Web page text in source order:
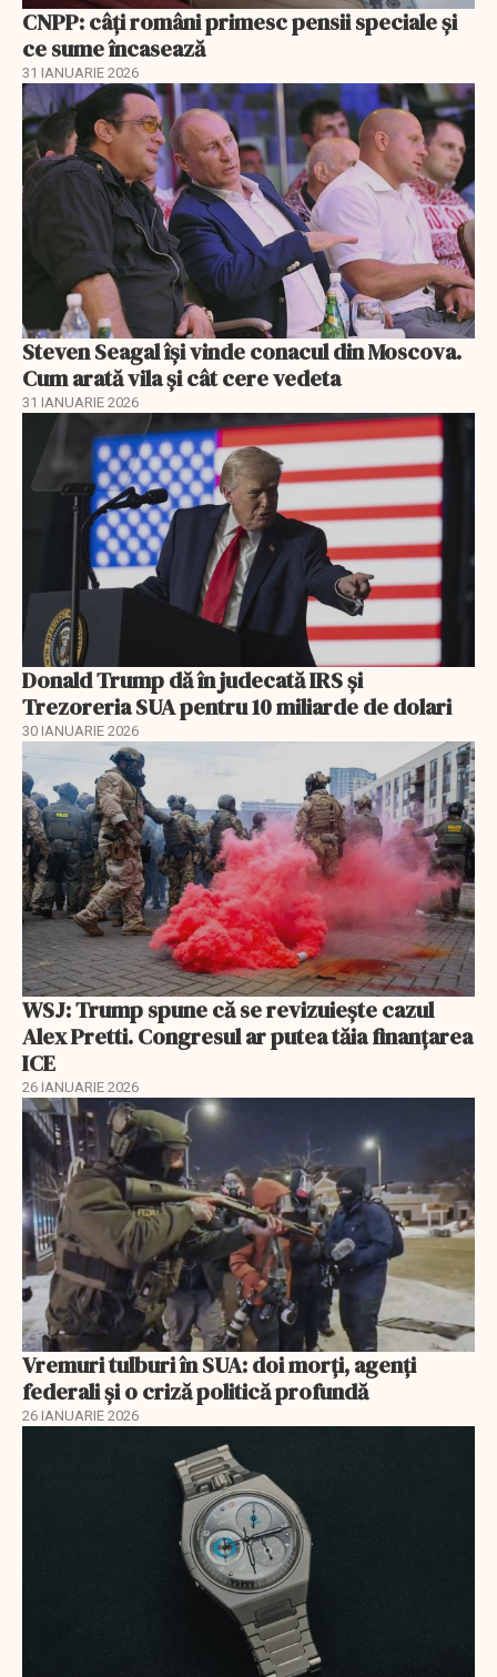
CNPP: câți români primesc pensii speciale și
ce sume încasează
31 IANUARIE 2026
Steven Seagal își vinde conacul din Moscova.
Cum arată vila și cât cere vedeta
31 IANUARIE 2026
Donald Trump dă în judecată IRS și
Trezoreria SUA pentru 10 miliarde de dolari
30 IANUARIE 2026
WSJ: Trump spune că se revizuiește cazul
Alex Pretti. Congresul ar putea tăia finanțarea
ICE
26 IANUARIE 2026
Vremuri tulburi în SUA: doi morți, agenți
federali și o criză politică profundă
26 IANUARIE 2026